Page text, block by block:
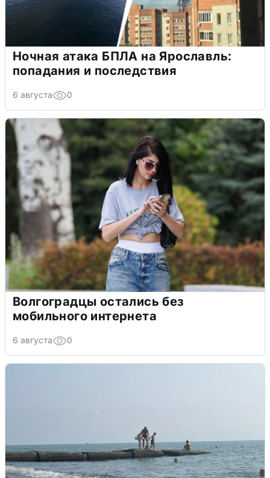
Ночная атака БПЛА на Ярославль:
попадания и последствия
6 августа 0
Волгоградцы остались без
мобильного интернета
6 августа 0